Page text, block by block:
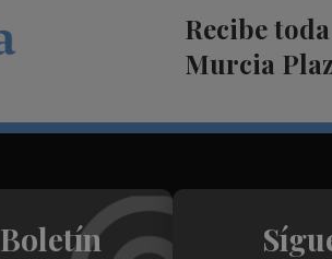
Recibe
Murcia